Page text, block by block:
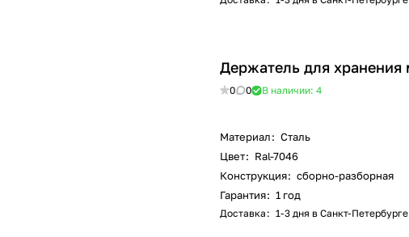
Держатель для хранения
0 0 В наличии: 4
Материал: Сталь
Цвет: Ral-7046
Конструкция: сборно-разборная
Гарантия: 1 год
Доставка : 1-3 дня в Санкт-Петербурге